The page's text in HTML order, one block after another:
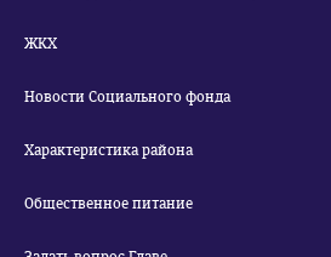
ЖКХ
Новости Социального фонда
Характеристика района
Общественное питание